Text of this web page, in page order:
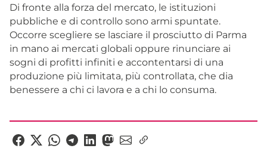
Di fronte alla forza del mercato, le istituzioni
pubbliche e di controllo sono armi spuntate.
Occorre scegliere se lasciare il prosciutto di Parma
in mano ai mercati globali oppure rinunciare ai
sogni di profitti infiniti e accontentarsi di una
produzione più limitata, più controllata, che dia
benessere a chi ci lavora e a chi lo consuma.